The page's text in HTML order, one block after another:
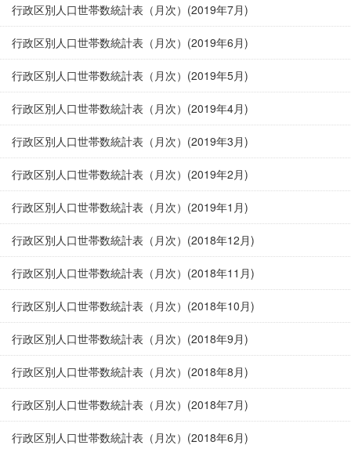
行政区別人口世帯数統計表（月次）(2019年7月)
行政区別人口世帯数統計表（月次）(2019年6月)
行政区別人口世帯数統計表（月次）(2019年5月)
行政区別人口世帯数統計表（月次）(2019年4月)
行政区別人口世帯数統計表（月次）(2019年3月)
行政区別人口世帯数統計表（月次）(2019年2月)
行政区別人口世帯数統計表（月次）(2019年1月)
行政区別人口世帯数統計表（月次）(2018年12月)
行政区別人口世帯数統計表（月次）(2018年11月)
行政区別人口世帯数統計表（月次）(2018年10月)
行政区別人口世帯数統計表（月次）(2018年9月)
行政区別人口世帯数統計表（月次）(2018年8月)
行政区別人口世帯数統計表（月次）(2018年7月)
行政区別人口世帯数統計表（月次）(2018年6月)